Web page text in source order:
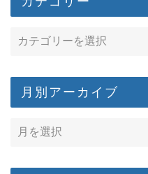
月別アーカイブ